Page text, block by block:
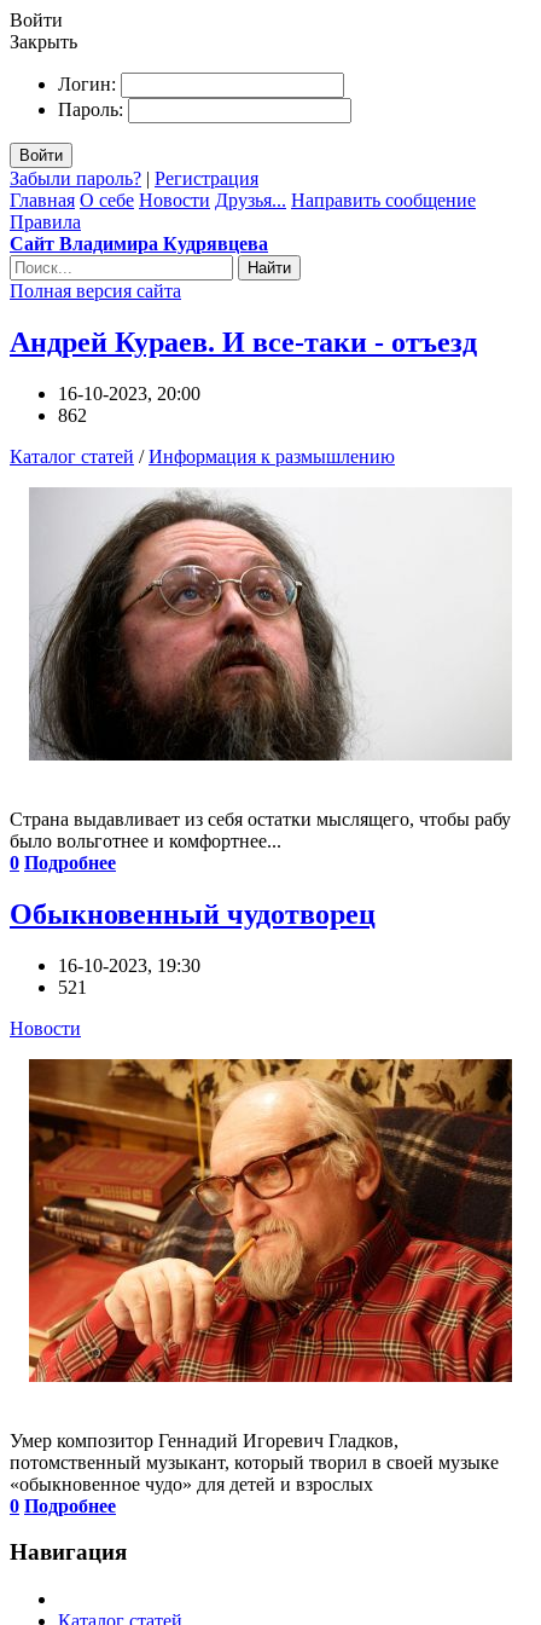
Войти
Закрыть
Логин:
Пароль:
Войти
Забыли пароль? | Регистрация
Главная О себе Новости Друзья... Направить сообщение
Правила
Сайт Владимира Кудрявцева
Найти
Полная версия сайта
Андрей Кураев. И все-таки - отъезд
16-10-2023, 20:00
862
Каталог статей /Информация к размышлению
Страна выдавливает из себя остатки мыслящего, чтобы рабу
было вольготнее и комфортнее...
0 Подробнее
Обыкновенный чудотворец
16-10-2023, 19:30
521
Новости
Умер композитор Геннадий Игоревич Гладков,
потомственный музыкант, который творил в своей музыке
«обыкновенное чудо» для детей и взрослых
0 Подробнее
Навигация
Каталог статей